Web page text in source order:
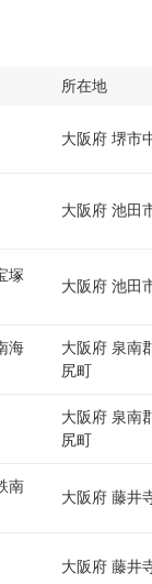
所在地
大阪府 堺市
大阪府 池田
塚
大阪府 池田
海
大阪府 泉南
尻町
大阪府 泉南
尻町
南
大阪府 藤井
大阪府 藤井